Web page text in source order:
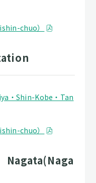
chuo）
・Shin-Kobe・Tan
chuo）
Nagata(Naga